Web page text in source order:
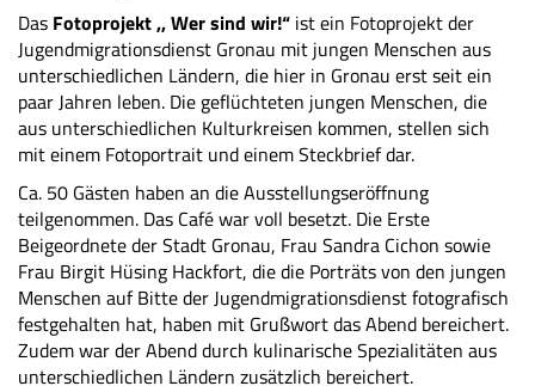
Das Fotoprojekt ,, Wer sind wir!“ ist ein Fotoprojekt der
Jugendmigrationsdienst Gronau mit jungen Menschen aus
unterschiedlichen Ländern, die hier in Gronau erst seit ein
paar Jahren leben. Die geflüchteten jungen Menschen, die
aus unterschiedlichen Kulturkreisen kommen, stellen sich
mit einem Fotoportrait und einem Steckbrief dar.
Ca. 50 Gästen haben an die Ausstellungseröffnung
teilgenommen. Das Café war voll besetzt. Die Erste
Beigeordnete der Stadt Gronau, Frau Sandra Cichon sowie
Frau Birgit Hüsing Hackfort, die die Porträts von den jungen
Menschen auf Bitte der Jugendmigrationsdienst fotografisch
festgehalten hat, haben mit Grußwort das Abend bereichert.
Zudem war der Abend durch kulinarische Spezialitäten aus
unterschiedlichen Ländern zusätzlich bereichert.